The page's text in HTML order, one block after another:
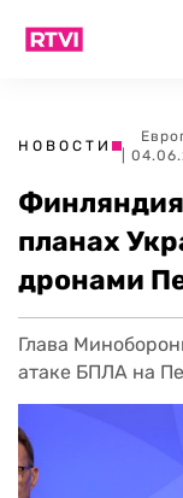
НОВОСТИ
|
планах
дронами
Глава
атаке БПЛА на